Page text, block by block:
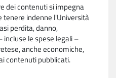
dei contenuti si impegna
indenne l'Università
perdita, danno,
incluse le spese legali –
anche economiche,
contenuti pubblicati.